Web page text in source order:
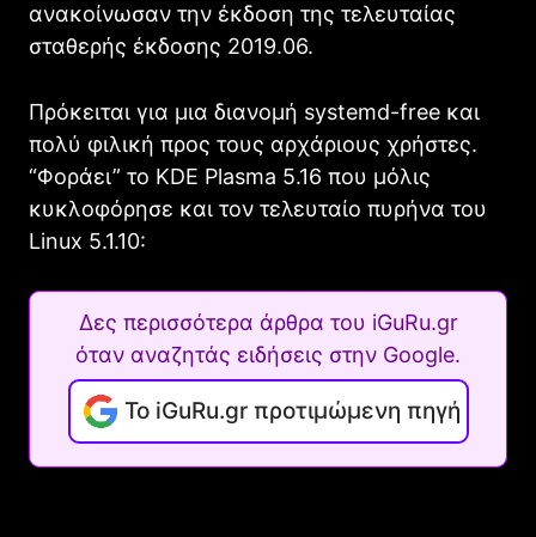
ανακοίνωσαν την έκδοση της τελευταίας
σταθερής έκδοσης 2019.06.
Πρόκειται για μια διανομή systemd-free και
πολύ φιλική προς τους αρχάριους χρήστες.
“Φοράει” το KDE Plasma 5.16 που μόλις
κυκλοφόρησε και τον τελευταίο πυρήνα του
Linux 5.1.10:
Δες περισσότερα άρθρα του iGuRu.gr
όταν αναζητάς ειδήσεις στην Google.
Το iGuRu.gr προτιμώμενη πηγή